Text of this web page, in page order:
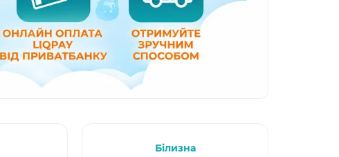
Білизна